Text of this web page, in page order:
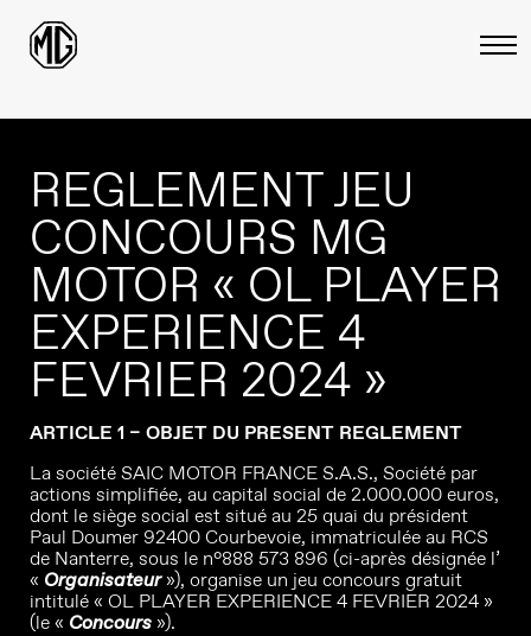
REGLEMENT JEU
CONCOURS MG
MOTOR « OL PLAYER
EXPERIENCE 4
FEVRIER 2024 »
ARTICLE 1 – OBJET DU PRESENT REGLEMENT
La société SAIC MOTOR FRANCE S.A.S., Société par
actions simplifiée, au capital social de 2.000.000 euros,
dont le siège social est situé au 25 quai du président
Paul Doumer 92400 Courbevoie, immatriculée au RCS
de Nanterre, sous le n°888 573 896 (ci-après désignée l’
« Organisateur»), organise un jeu concours gratuit
intitulé « OL PLAYER EXPERIENCE 4 FEVRIER 2024 »
(le « Concours »).